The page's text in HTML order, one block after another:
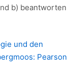
b) beantworten
und den
Pearson